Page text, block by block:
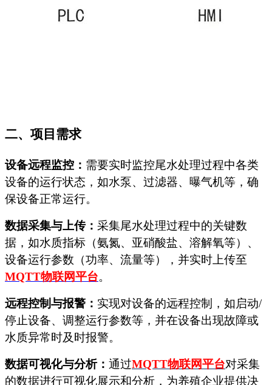
二、项目需求
设备远程监控： 需要实时监控尾水处理过程中各类
设备的运行状态，如水泵、过滤器、曝气机等，确
保设备正常运行。
数据采集与上传： 采集尾水处理过程中的关键数
据，如水质指标（氨氮、亚硝酸盐、溶解氧等）、
设备运行参数（功率、流量等），并实时上传至
MQTT物联网平台。
远程控制与报警： 实现对设备的远程控制，如启动/
停止设备、调整运行参数等，并在设备出现故障或
水质异常时及时报警。
数据可视化与分析： 通过MQTT物联网平台对采集
的数据进行可视化展示和分析，为养殖企业提供决